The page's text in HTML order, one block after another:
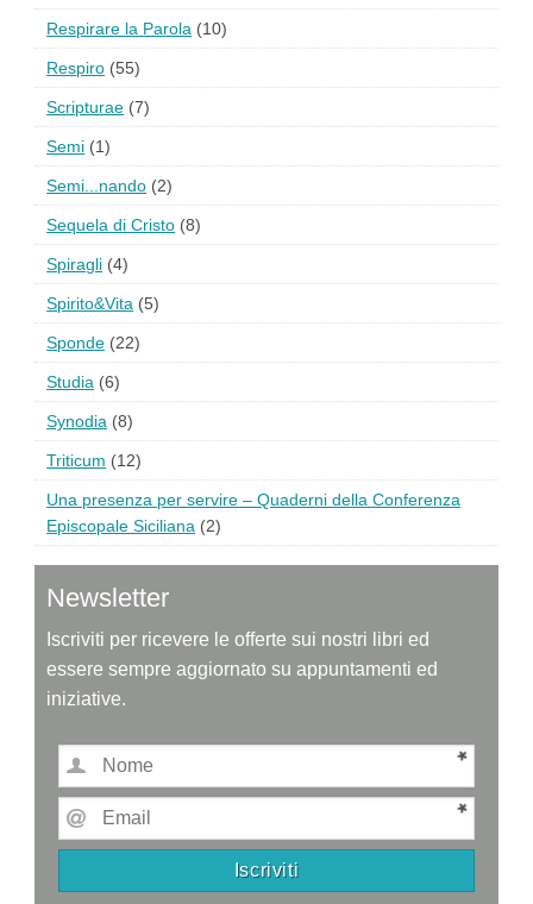
Respirare la Parola (10)
Respiro (55)
Scripturae (7)
Semi (1)
Semi...nando (2)
Sequela di Cristo (8)
Spiragli (4)
Spirito&Vita (5)
Sponde (22)
Studia (6)
Synodia (8)
Triticum (12)
Una presenza per servire – Quaderni della Conferenza
Episcopale Siciliana (2)
Newsletter
Iscriviti per ricevere le offerte sui nostri libri ed
essere sempre aggiornato su appuntamenti ed
iniziative.